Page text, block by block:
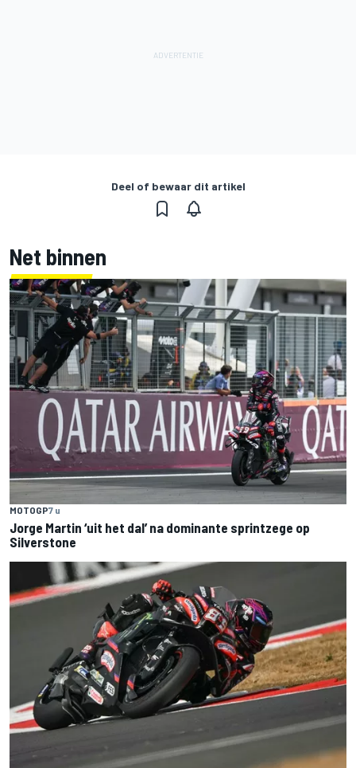
Deel of bewaar dit artikel
Net binnen
MOTOGP7 u
Jorge Martin ‘uit het dal’ na dominante sprintzege op
Silverstone